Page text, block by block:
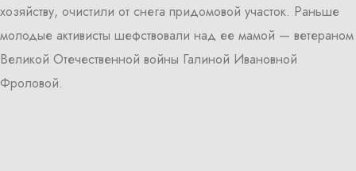
хозяйству, очистили от снега придомовой участок. Раньше
молодые активисты шефствовали над ее мамой — ветераном
Великой Отечественной войны Галиной Ивановной
Фроловой.